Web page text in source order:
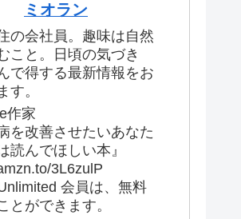
ミオラン
の会社員。趣味は自然
こと。日頃の気づき
で得する最新情報をお
す。
作家
を改善させたいあなた
読んでほしい本』
3L6zulP
会員は、無料
とができます。